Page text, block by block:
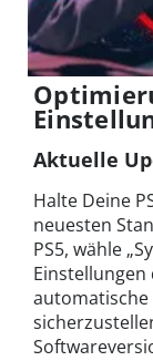
Aktuelle
Halte Deine
neuesten
PS5, wähle
Einstellungen